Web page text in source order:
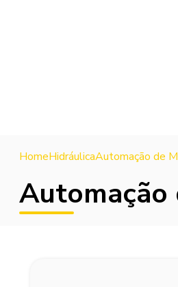
HomeHidráulicaAutomação de
Automação